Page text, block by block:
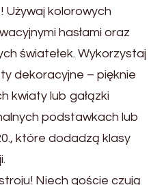
Używaj kolorowych
hasłami oraz
światełek. Wykorzystaj
dekoracyjne – pięknie
kwiaty lub gałązki
podstawkach lub
które dodadzą klasy
Niech goście czują